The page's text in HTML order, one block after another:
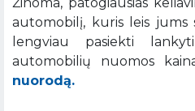
automobilį, kuris leis
lengviau pasiekti
automobilių nuomos
nuorodą.